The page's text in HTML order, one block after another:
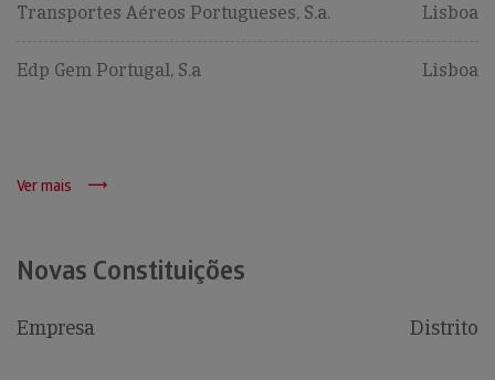
Transportes Aéreos Portugueses, S.a. Lisboa
Edp Gem Portugal, S.a Lisboa
Ver mais
Novas Constituições
Empresa Distrito